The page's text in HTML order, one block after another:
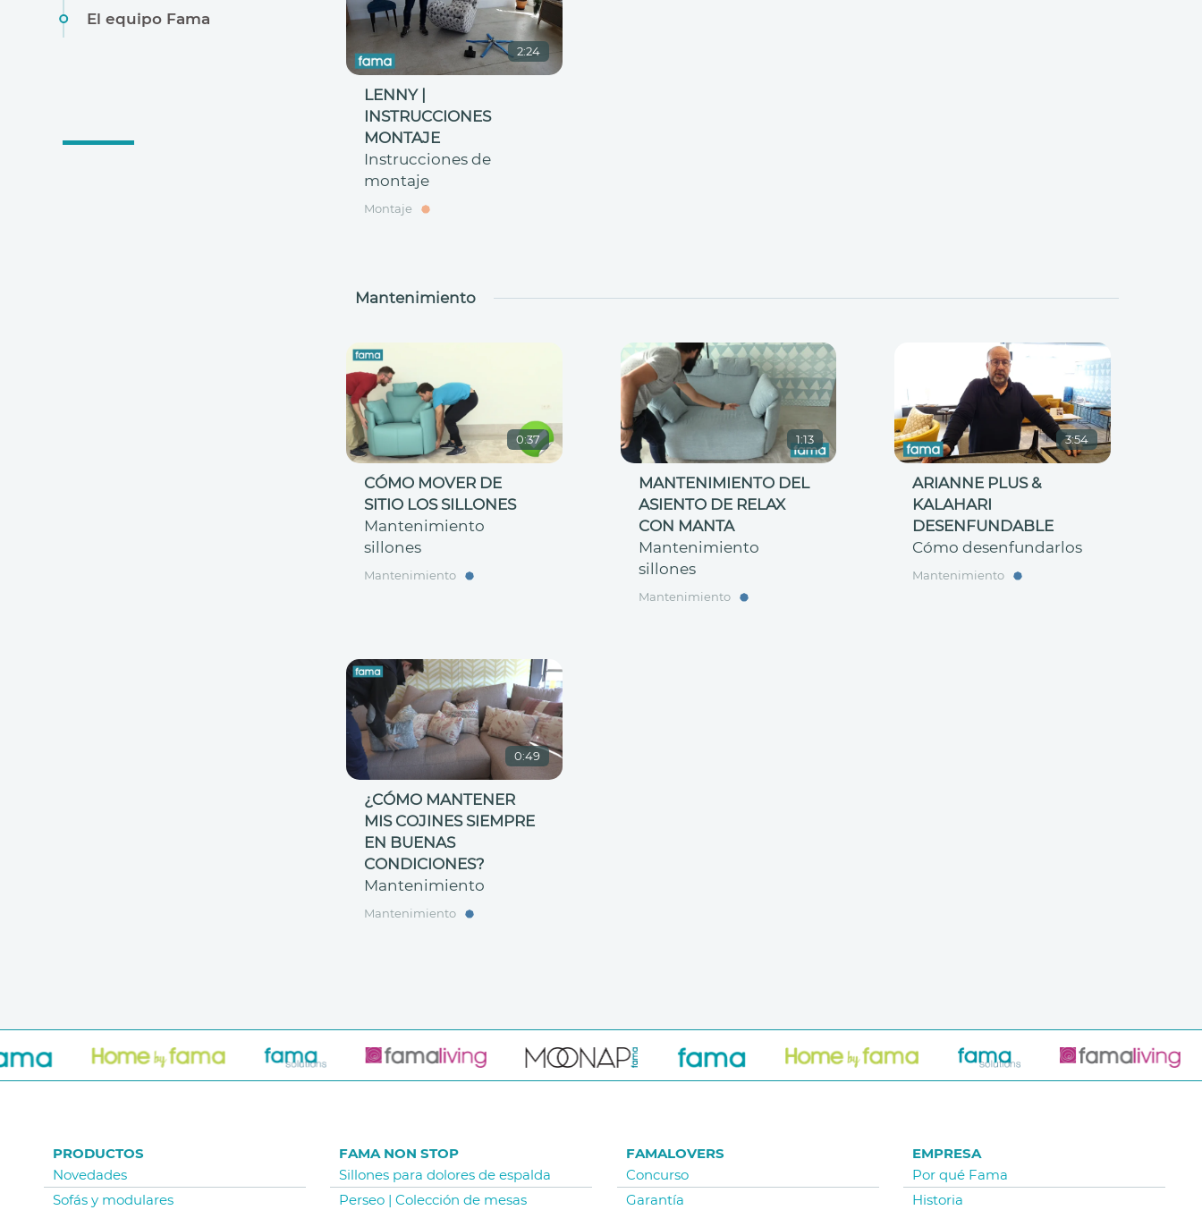
El equipo Fama
2:24
LENNY |
INSTRUCCIONES
MONTAJE
Instrucciones de
montaje
Montaje
Mantenimiento
0:37
CÓMO MOVER DE
SITIO LOS SILLONES
Mantenimiento
sillones
Mantenimiento
1:13
MANTENIMIENTO DEL
ASIENTO DE RELAX
CON MANTA
Mantenimiento
sillones
Mantenimiento
3:54
ARIANNE PLUS &
KALAHARI
DESENFUNDABLE
Cómo desenfundarlos
Mantenimiento
0:49
¿CÓMO MANTENER
MIS COJINES SIEMPRE
EN BUENAS
CONDICIONES?
Mantenimiento
Mantenimiento
PRODUCTOS
Novedades
Sofás y modulares
FAMA NON STOP
Sillones para dolores de espalda
Perseo | Colección de mesas
FAMALOVERS
Concurso
Garantía
EMPRESA
Por qué Fama
Historia